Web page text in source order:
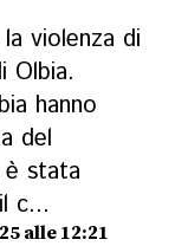
violenza di
Olbia.
hanno
del
è stata
c...
alle 12:21